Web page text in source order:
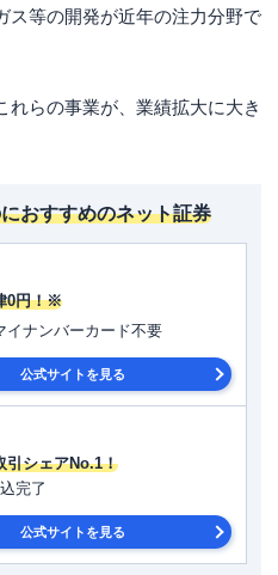
ス等の開発が近年の注力分野で
らの事業が、業績拡大に大き
おすすめのネット証券
0円！※
イナンバーカード不要
公式サイトを見る
引シェアNo.1！
完了
公式サイトを見る